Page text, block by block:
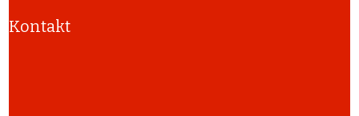
Kontakt